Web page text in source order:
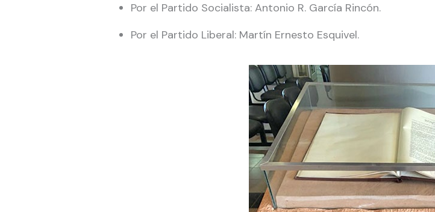
Por el Partido Socialista: Antonio R. García Rincón.
Por el Partido Liberal: Martín Ernesto Esquivel.